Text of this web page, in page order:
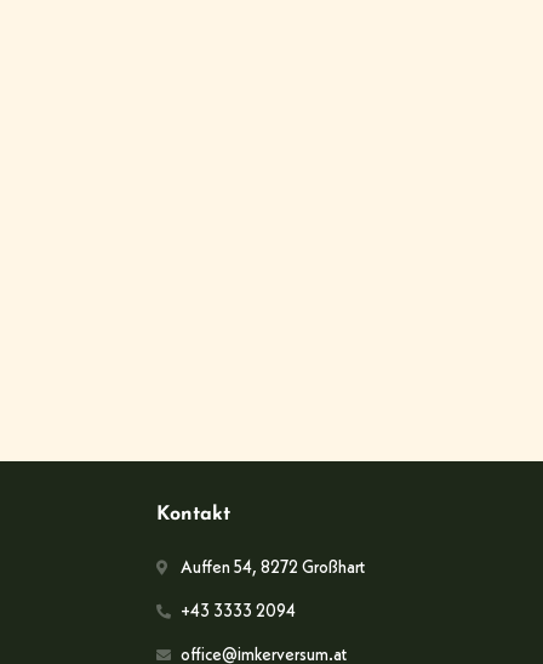
Kontakt
Auffen 54, 8272 Großhart
+43 3333 2094
office@imkerversum.at